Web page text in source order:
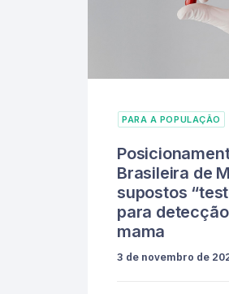
PARA A POPULAÇÃO
Brasileira de
supostos
para
mama
3 de novembro de